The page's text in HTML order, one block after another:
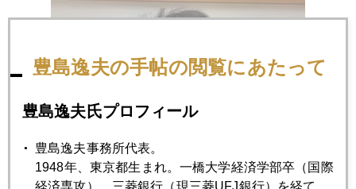
豊島逸夫の手帖の閲覧にあたって
豊島逸夫氏プロフィール
豊島逸夫事務所代表。
1948年、東京都生まれ。一橋大学経済学部卒（国際
経済専攻）。三菱銀行（現三菱UFJ銀行）を経て、